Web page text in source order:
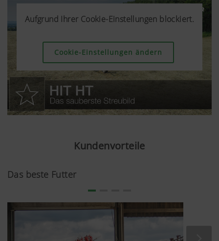
Aufgrund Ihrer Cookie-Einstellungen blockiert.
Cookie-Einstellungen ändern
Aufgrund Ihrer Cookie-Einstellungen blockiert.
Cookie-Einstellungen ändern
Aufgrund Ihrer Cookie-Einstellungen blockiert.
Cookie-Einstellungen ändern
Kundenvorteile
Das beste Futter